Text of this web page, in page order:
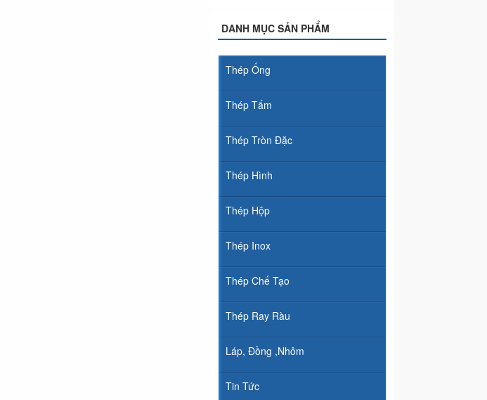
DANH MỤC SẢN PHẨM
Thép Ống
Thép Tấm
Thép Tròn Đặc
Thép Hình
Thép Hộp
Thép Inox
Thép Chế Tạo
Thép Ray Ràu
Láp, Đồng ,Nhôm
Tin Tức